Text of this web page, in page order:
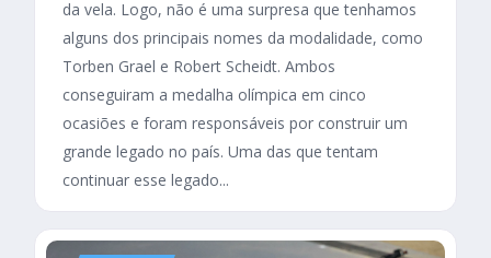
da vela. Logo, não é uma surpresa que tenhamos
alguns dos principais nomes da modalidade, como
Torben Grael e Robert Scheidt. Ambos
conseguiram a medalha olímpica em cinco
ocasiões e foram responsáveis por construir um
grande legado no país. Uma das que tentam
continuar esse legado...